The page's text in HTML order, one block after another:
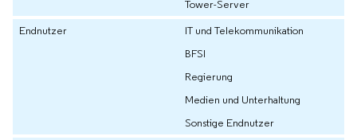
Tower-Server
Endnutzer
IT und Telekommunikation
BFSI
Regierung
Medien und Unterhaltung
Sonstige Endnutzer